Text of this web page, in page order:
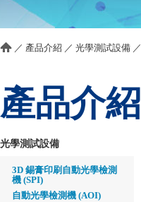
／ 產品介紹 ／ 光學測試設備 ／
產品介紹
光學測試設備
3D 錫膏印刷自動光學檢測
機 (SPI)
自動光學檢測機 (AOI)